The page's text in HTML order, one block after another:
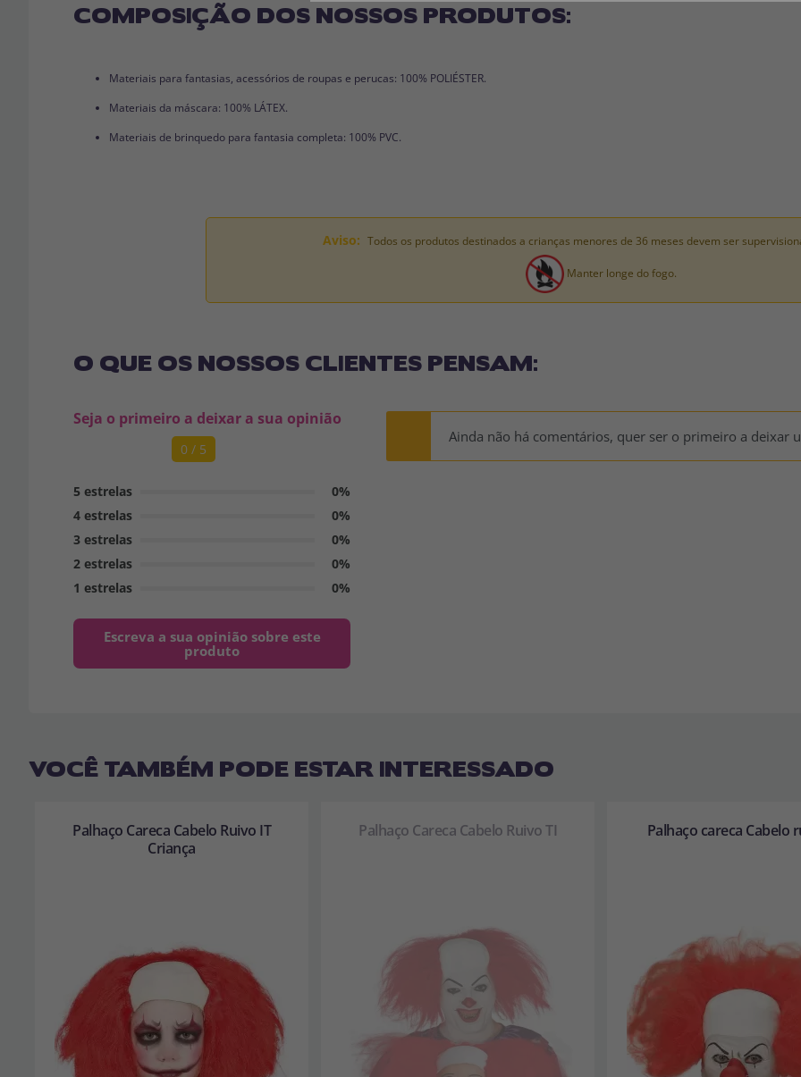
COMPOSIÇÃO DOS NOSSOS PRODUTOS:
Materiais para fantasias, acessórios de roupas e perucas: 100% POLIÉSTER.
Materiais da máscara: 100% LÁTEX.
Materiais de brinquedo para fantasia completa: 100% PVC.
Aviso: Todos os produtos destinados a crianças menores de 36 meses devem ser
Manter longe do fogo.
O QUE OS NOSSOS CLIENTES PENSAM:
Seja o primeiro a deixar a sua opinião
0 / 5
5 estrelas
0%
4 estrelas
0%
3 estrelas
0%
2 estrelas
0%
1 estrelas
0%
Escreva a sua opinião sobre este
produto
Ainda não há comentários, quer ser o primeiro a deixar
VOCÊ TAMBÉM PODE ESTAR INTERESSADO
Palhaço Careca Cabelo Ruivo IT
Criança
Palhaço Careca Cabelo Ruivo TI Palhaço careca Cabelo